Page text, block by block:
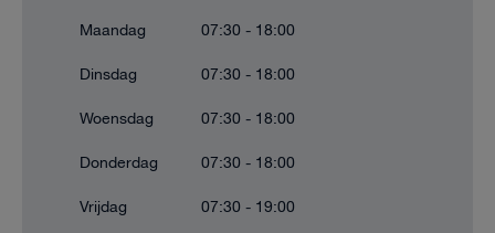
Maandag
07:30 - 18:00
Dinsdag
07:30 - 18:00
Woensdag
07:30 - 18:00
Donderdag
07:30 - 18:00
Vrijdag
07:30 - 19:00